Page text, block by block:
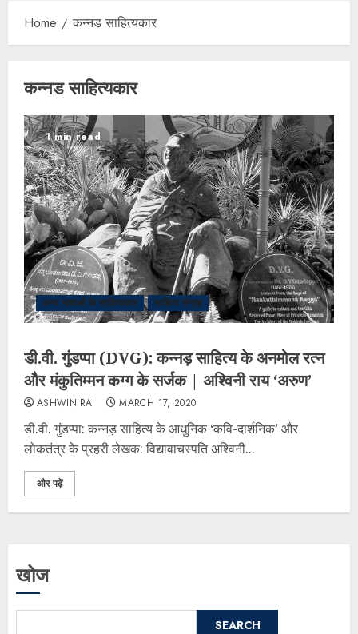
Home कन्नड साहित्यकार
कन्नड साहित्यकार
1 min read
अन्य भाषाओं के साहित्यकार साहित्य संग्रह
डी.वी. गुंडप्पा (DVG): कन्नड़ साहित्य के अनमोल रत्न
और मंकुतिम्मन कग्ग के सर्जक | अश्विनी राय ‘अरुण’
ASHWINIRAI MARCH 17, 2020
​डी.वी. गुंडप्पा: कन्नड़ साहित्य के आधुनिक ‘कवि-दार्शनिक’ और
लोकतंत्र के प्रहरी ​लेखक: विद्यावाचस्पति अश्विनी...
और पढ़ें
खोज
SEARCH